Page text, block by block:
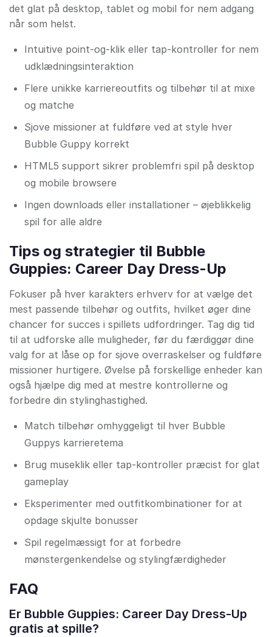
det glat på desktop, tablet og mobil for nem adgang
når som helst.
Intuitive point-og-klik eller tap-kontroller for nem
udklædningsinteraktion
Flere unikke karriereoutfits og tilbehør til at mixe
og matche
Sjove missioner at fuldføre ved at style hver
Bubble Guppy korrekt
HTML5 support sikrer problemfri spil på desktop
og mobile browsere
Ingen downloads eller installationer – øjeblikkelig
spil for alle aldre
Tips og strategier til Bubble
Guppies: Career Day Dress-Up
Fokuser på hver karakters erhverv for at vælge det
mest passende tilbehør og outfits, hvilket øger dine
chancer for succes i spillets udfordringer. Tag dig tid
til at udforske alle muligheder, før du færdiggør dine
valg for at låse op for sjove overraskelser og fuldføre
missioner hurtigere. Øvelse på forskellige enheder kan
også hjælpe dig med at mestre kontrollerne og
forbedre din stylinghastighed.
Match tilbehør omhyggeligt til hver Bubble
Guppys karrieretema
Brug museklik eller tap-kontroller præcist for glat
gameplay
Eksperimenter med outfitkombinationer for at
opdage skjulte bonusser
Spil regelmæssigt for at forbedre
mønstergenkendelse og stylingfærdigheder
FAQ
Er Bubble Guppies: Career Day Dress-Up
gratis at spille?